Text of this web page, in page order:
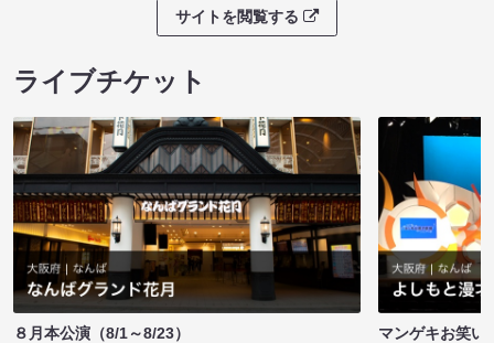
サイトを閲覧する
ライブチケット
８月本公演（8/1～8/23）
マンゲキお笑い